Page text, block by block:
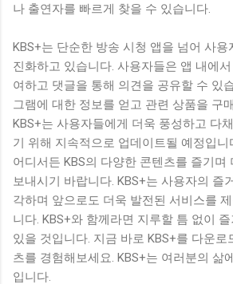
나 출연자를 빠르게 찾을 수 있습니다.
KBS+는 단순한 방송 시청 앱을 넘어 사용
진화하고 있습니다. 사용자들은 앱 내에
여하고 댓글을 통해 의견을 공유할 수 있
그램에 대한 정보를 얻고 관련 상품을 구
KBS+는 사용자들에게 더욱 풍성하고 다
기 위해 지속적으로 업데이트될 예정입니
어디서든 KBS의 다양한 콘텐츠를 즐기며
보내시기 바랍니다. KBS+는 사용자의 즐
각하며 앞으로도 더욱 발전된 서비스를
니다. KBS+와 함께라면 지루할 틈 없이
있을 것입니다. 지금 바로 KBS+를 다운로
츠를 경험해보세요. KBS+는 여러분의 삶
입니다.